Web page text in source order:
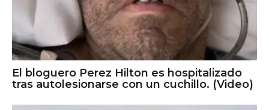
El bloguero Perez Hilton es hospitalizado
tras autolesionarse con un cuchillo. (Video)